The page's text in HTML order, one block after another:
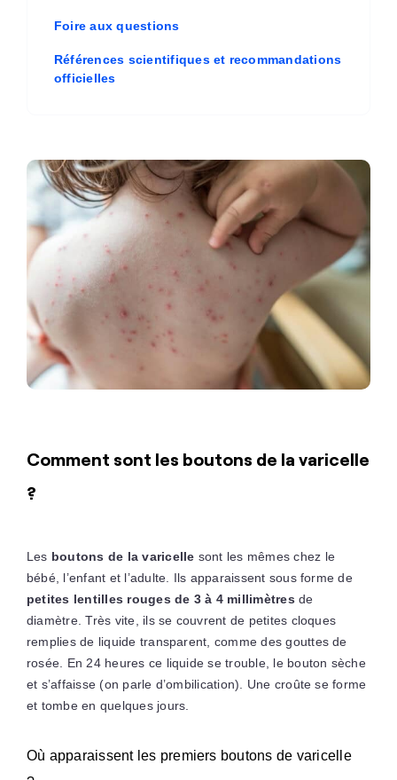
Foire aux questions
Références scientifiques et recommandations
officielles
Comment sont les boutons de la varicelle
?
Les boutons de la varicelle sont les mêmes chez le
bébé, l’enfant et l’adulte. Ils apparaissent sous forme de
petites lentilles rouges de 3 à 4 millimètres de
diamètre. Très vite, ils se couvrent de petites cloques
remplies de liquide transparent, comme des gouttes de
rosée. En 24 heures ce liquide se trouble, le bouton sèche
et s’affaisse (on parle d’ombilication). Une croûte se forme
et tombe en quelques jours.
Où apparaissent les premiers boutons de varicelle